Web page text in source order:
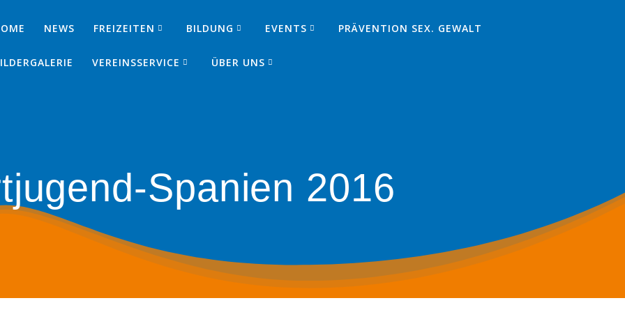
NEWS FREIZEITEN BILDUNG EVENTS PRÄVENTION SEX. GEWALT
VEREINSSERVICE ÜBER UNS
Spanien 2016